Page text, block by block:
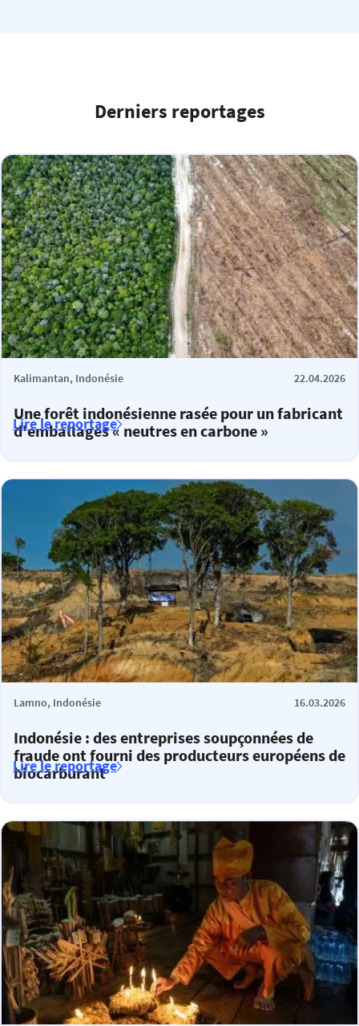
Derniers reportages
Kalimantan, Indonésie 22.04.2026
Une forêt indonésienne rasée pour un fabricant
d'emballages « neutres en carbone »
Lire le reportage
Lamno, Indonésie 16.03.2026
Indonésie : des entreprises soupçonnées de
fraude ont fourni des producteurs européens de
biocarburant
Lire le reportage